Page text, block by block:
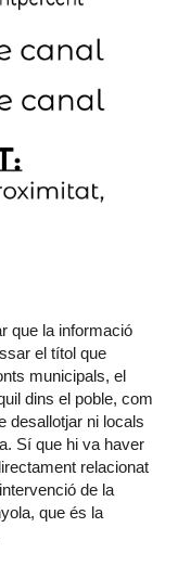
que la informació
el títol que
municipals, el
dins el poble, com
desallotjar ni locals
Sí que hi va haver
relacionat
de la
que és la